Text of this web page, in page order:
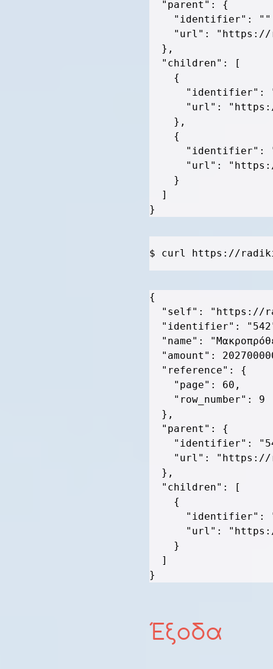
"parent" :
{
"identifier" : ""
"url" :
"https://
} ,
"children" :
[
{
"identifier" :
"url" :
} ,
{
"identifier" :
"url" :
}
]
}
$ curl https://
{
"self" :
"https://
"identifier" :
"name" :
"amount" :
"reference" :
{
"page" : 60 ,
"row_number" :
9
} ,
"parent" :
{
"identifier" :
"url" :
"https://
} ,
"children" :
[
{
"identifier" :
"url" :
}
]
}
Έξοδα